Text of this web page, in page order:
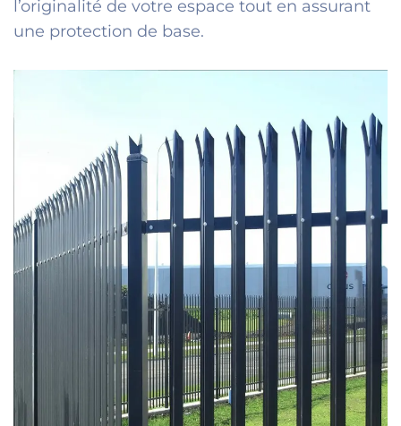
l’originalité de votre espace tout en assurant
une protection de base.